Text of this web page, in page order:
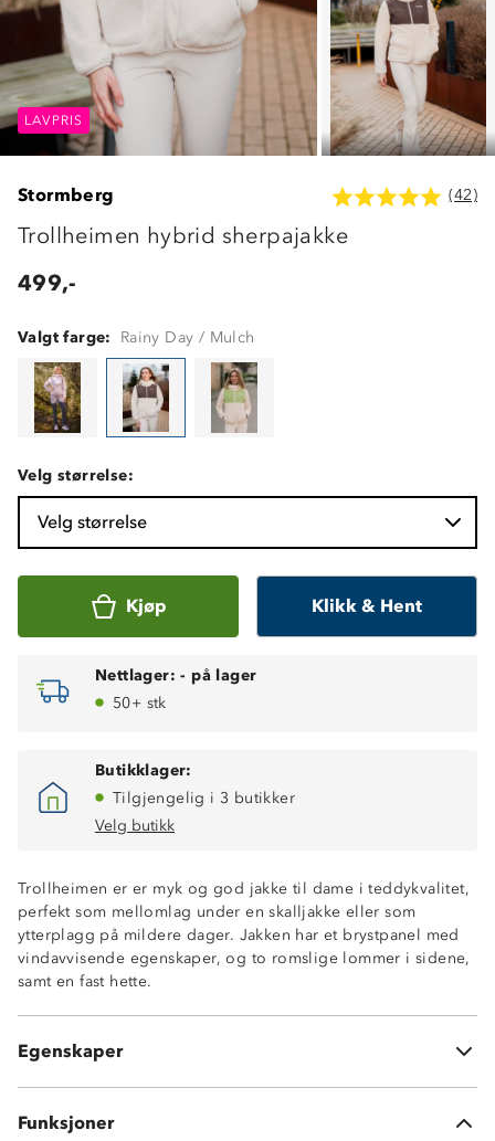
LAVPRIS LAVPRIS
LAVPRIS
Stormberg (42)
Trollheimen hybrid sherpajakke
499,-
Valgt farge: Rainy Day / Mulch
Velg størrelse:
Velg størrelse
Kjøp Klikk & Hent
Nettlager: - på lager
50+ stk
Butikklager:
Tilgjengelig i 3 butikker
Velg butikk
Trollheimen er er myk og god jakke til dame i teddykvalitet,
perfekt som mellomlag under en skalljakke eller som
ytterplagg på mildere dager. Jakken har et brystpanel med
vindavvisende egenskaper, og to romslige lommer i sidene,
samt en fast hette.
Egenskaper
Isolerende
Vindavvisende brystpanel
To stikklommer i sidene
Fast hette
Økotex-sertifisert standard 100
Funksjoner